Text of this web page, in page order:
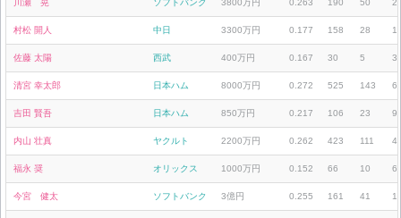
川瀬 晃 ソフトバンク 3800万円 0.263 190 50
村松 開人 中日 3300万円 0.177 158 28
佐藤 太陽 西武 400万円 0.167 30 5 3
清宮 幸太郎 日本ハム 8000万円 0.272 525 143
吉田 賢吾 日本ハム 850万円 0.217 106 23 9
内山 壮真 ヤクルト 2200万円 0.262 423 111
福永 奨 オリックス 1000万円 0.152 66 10 6
今宮 健太 ソフトバンク 3億円 0.255 161 41